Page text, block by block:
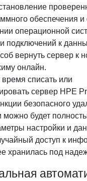
обеспечения и
операционной
подключений к
вернуть сервер к
онлайн.
время списать или
сервер HPE
безопасного
можно будет
настройки и
доступ к
хранилась под